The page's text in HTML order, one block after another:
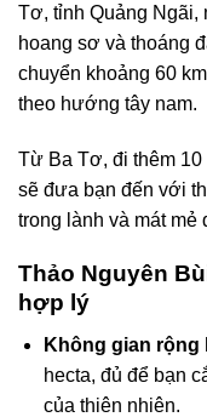
Tơ, tỉnh Quảng Ngãi,
hoang sơ và thoáng
chuyển khoảng 60
theo hướng tây nam.
Từ Ba Tơ, đi thêm
sẽ đưa bạn đến với
trong lành và mát mẻ
Thảo Nguyên
hợp lý
Không gian rộng
hecta, đủ để bạn
của thiên nhiên.